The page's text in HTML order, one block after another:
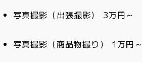
写真撮影（出張撮影） 3万円～
写真撮影（商品物撮り） 1万円～